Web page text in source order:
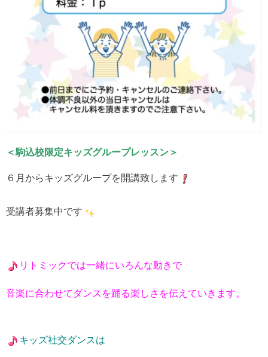
＜駒込校限定キッズグループレッスン＞
６月からキッズグループを開講致します
受講者募集中です
リトミックでは一緒にいろんな動きで
音楽に合わせてダンスを踊る楽しさを伝えていきます。
キッズ社交ダンスは